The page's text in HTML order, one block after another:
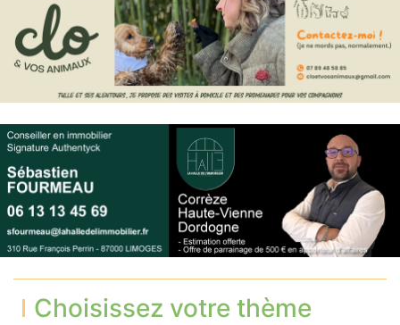
Choisissez votre thème